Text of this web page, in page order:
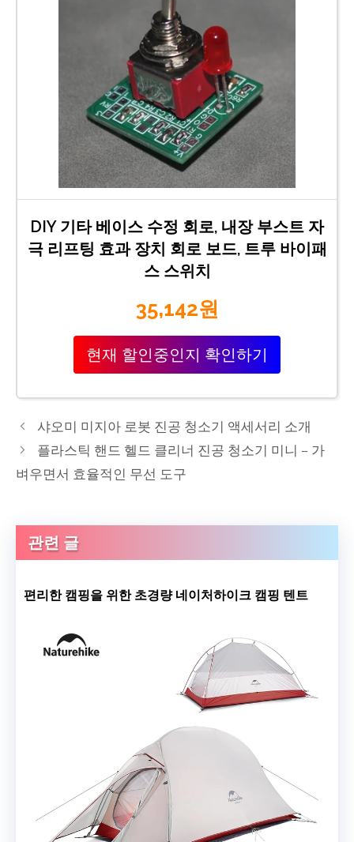
DIY 기타 베이스 수정 회로, 내장 부스트 자
극 리프팅 효과 장치 회로 보드, 트루 바이패
스 스위치
35,142원
현재 할인중인지 확인하기
샤오미 미지아 로봇 진공 청소기 액세서리 소개
플라스틱 핸드 헬드 클리너 진공 청소기 미니 – 가
벼우면서 효율적인 무선 도구
관련 글
편리한 캠핑을 위한 초경량 네이처하이크 캠핑 텐트